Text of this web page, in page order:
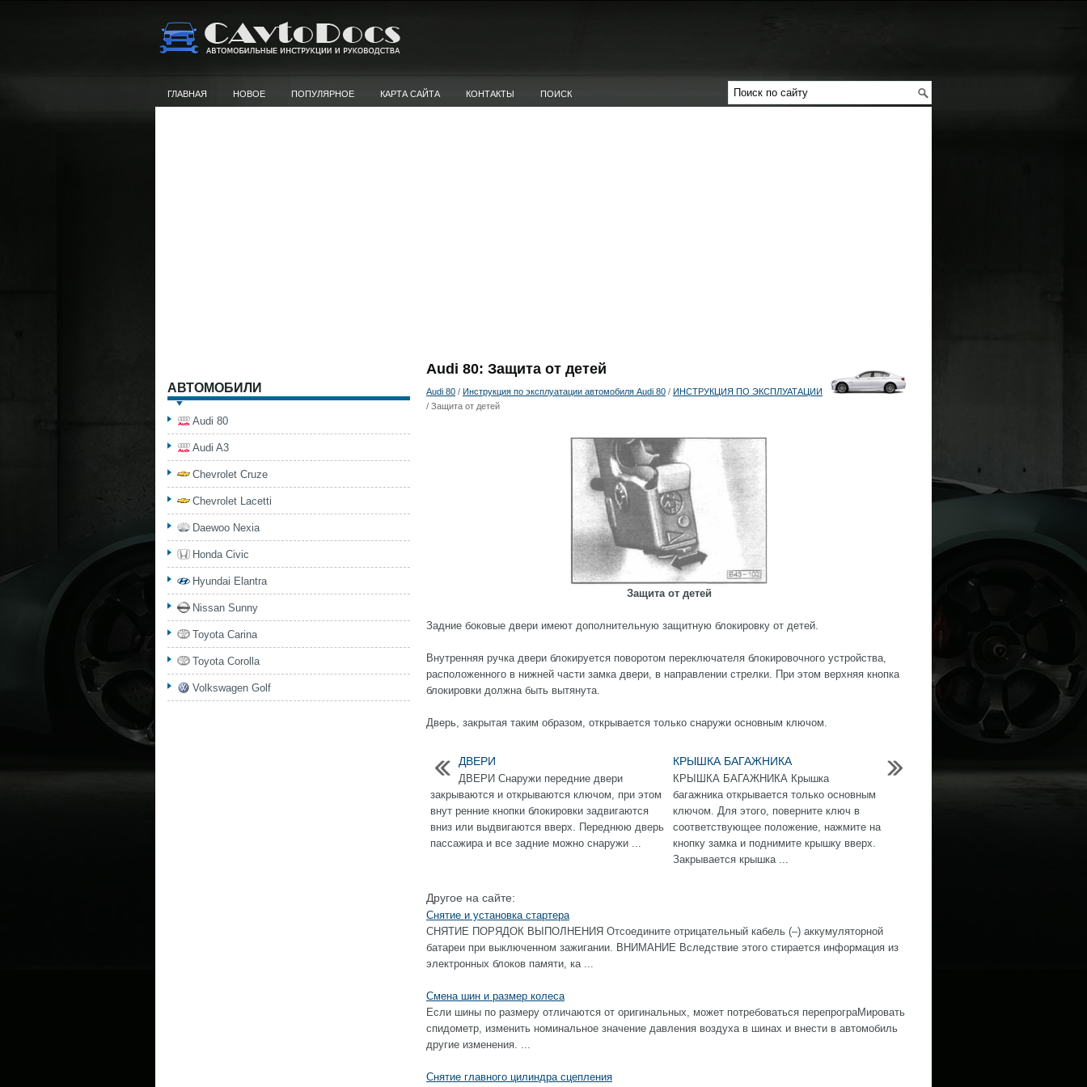
ГЛАВНАЯ НОВОЕ ПОПУЛЯРНОЕ КАРТА САЙТА КОНТАКТЫ ПОИСК
Audi 80: Защита от детей
Audi 80 / Инструкция по эксплуатации автомобиля Audi 80 / ИНСТРУКЦИЯ ПО ЭКСПЛУАТАЦИИ
/ Защита от детей
Защита от детей
Задние боковые двери имеют дополнительную защитную блокировку от детей.
Внутренняя ручка двери блокируется поворотом переключателя блокировочного устройства,
расположенного в нижней части замка двери, в направлении стрелки. При этом верхняя кнопка
блокировки должна быть вытянута.
Дверь, закрытая таким образом, открывается только снаружи основным ключом.
ДВЕРИ
ДВЕРИ Снаружи передние двери
закрываются и открываются ключом, при этом
внут ренние кнопки блокировки задвигаются
вниз или выдвигаются вверх. Переднюю дверь
пассажира и все задние можно снаружи ...
КРЫШКА БАГАЖНИКА
КРЫШКА БАГАЖНИКА Крышка
багажника открывается только основным
ключом. Для этого, поверните ключ в
соответствующее положение, нажмите на
кнопку замка и поднимите крышку вверх.
Закрывается крышка ...
Другое на сайте:
Снятие и установка стартера
СНЯТИЕ ПОРЯДОК ВЫПОЛНЕНИЯ Отсоедините отрицательный кабель (–) аккумуляторной
батареи при выключенном зажигании. ВНИМАНИЕ Вследствие этого стирается информация из
электронных блоков памяти, ка ...
Смена шин и размер колеса
Если шины по размеру отличаются от оригинальных, может потребоваться перепрограМировать
спидометр, изменить номинальное значение давления воздуха в шинах и внести в автомобиль
другие изменения. ...
Снятие главного цилиндра сцепления
АВТОМОБИЛИ
Audi 80
Audi A3
Chevrolet Cruze
Chevrolet Lacetti
Daewoo Nexia
Honda Civic
Hyundai Elantra
Nissan Sunny
Toyota Carina
Toyota Corolla
Volkswagen Golf